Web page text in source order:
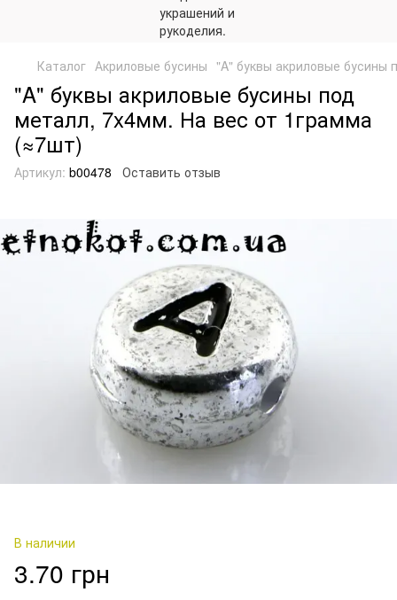
Каталог Акриловые бусины "A" буквы акриловые
"A" буквы акриловые бусины под
металл, 7x4мм. На вес от 1грамма
(≈7шт)
Артикул: b00478 Оставить отзыв
В наличии
3.70 грн